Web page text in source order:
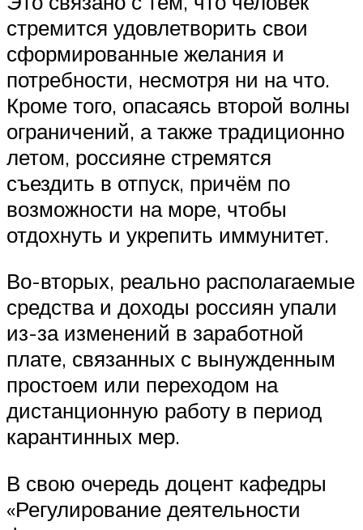
стремится удовлетворить свои
сформированные желания и
потребности, несмотря ни на что.
Кроме того, опасаясь второй волны
ограничений, а также традиционно
летом, россияне стремятся
съездить в отпуск, причём по
возможности на море, чтобы
отдохнуть и укрепить иммунитет.
Во-вторых, реально располагаемые
средства и доходы россиян упали
из-за изменений в заработной
плате, связанных с вынужденным
простоем или переходом на
дистанционную работу в период
карантинных мер.
В свою очередь доцент кафедры
«Регулирование деятельности